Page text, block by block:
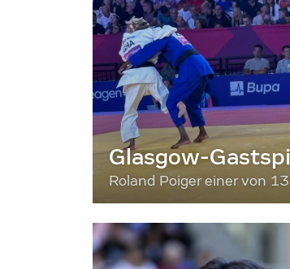
Glasgow-
Roland Poiger einer von